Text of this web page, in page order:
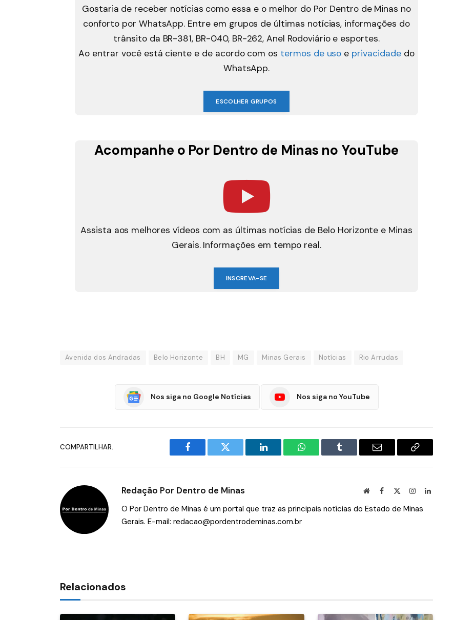
Gostaria de receber notícias como essa e o melhor do Por Dentro de Minas no
conforto por WhatsApp. Entre em grupos de últimas notícias, informações do
trânsito da BR-381, BR-040, BR-262, Anel Rodoviário e esportes.
Ao entrar você está ciente e de acordo com os termos de uso e privacidadedo
WhatsApp.
ESCOLHER GRUPOS
Acompanhe o Por Dentro de Minas no YouTube
Assista aos melhores vídeos com as últimas notícias de Belo Horizonte e Minas
Gerais. Informações em tempo real.
INSCREVA-SE
Avenida dos Andradas Belo Horizonte BH MG Minas Gerais Notícias Rio Arrudas
Nos siga no Google Notícias Nos siga no YouTube
COMPARTILHAR.
Facebook Twitter LinkedIn WhatsAppTumblr
E-
Copiar
Redação Por Dentro de Minas Site Facebook InstagramLinkedIn
O Por Dentro de Minas é um portal que traz as principais notícias do Estado de Minas
Gerais. E-mail: redacao@pordentrodeminas.com.br
Relacionados